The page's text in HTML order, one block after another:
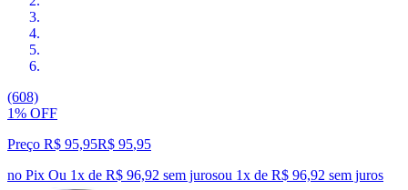
(608)
1% OFF
Preço R$ 95,95R$ 95,95
no Pix Ou 1x de R$ 96,92 sem jurosou 1x de R$ 96,92 sem juros